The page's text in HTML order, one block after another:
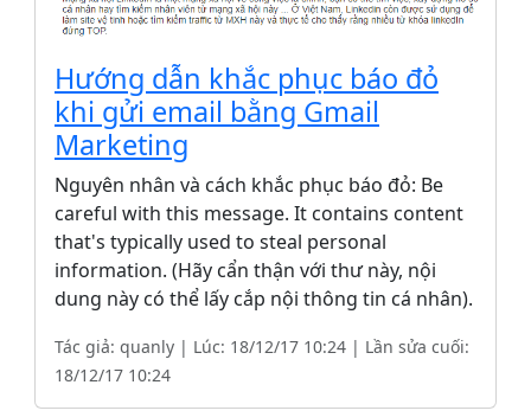
Hướng dẫn khắc phục báo đỏ
khi gửi email bằng Gmail
Marketing
Nguyên nhân và cách khắc phục báo đỏ: Be
careful with this message. It contains content
that's typically used to steal personal
information. (Hãy cẩn thận với thư này, nội
dung này có thể lấy cắp nội thông tin cá nhân).
Tác giả: quanly | Lúc: 18/12/17 10:24 | Lần sửa cuối:
18/12/17 10:24